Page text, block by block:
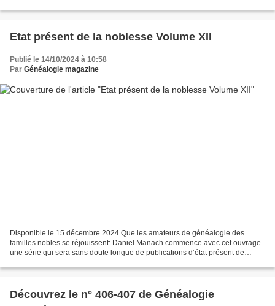
Etat présent de la noblesse Volume XII
Publié le 14/10/2024 à 10:58
Par Généalogie magazine
Disponible le 15 décembre 2024 Que les amateurs de généalogie des
familles nobles se réjouissent: Daniel Manach commence avec cet ouvrage
une série qui sera sans doute longue de publications d’état présent de
Découvrez le n° 406-407 de Généalogie